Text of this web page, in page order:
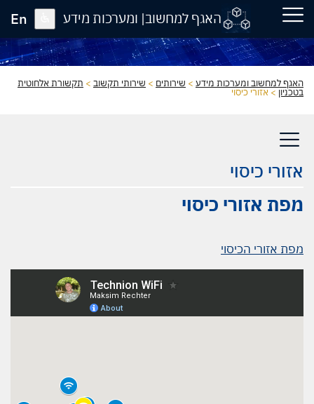
האגף למחשוב| ומערכות מידע En
האגף למחשוב ומערכות מידע > שירותים > שירותי תקשוב > תקשורת אלחוטית
בטכניון > אזורי כיסוי
אזורי כיסוי
מפת אזורי כיסוי
מפת אזורי הכיסוי